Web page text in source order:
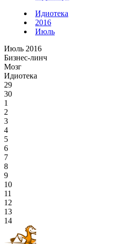
Идиотека
2016
Июль
Июль 2016
Бизнес-линч
Мозг
Идиотека
29
30
1
2
3
4
5
6
7
8
9
10
11
12
13
14